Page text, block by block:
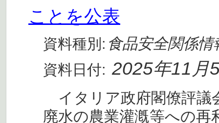
ことを公表
資料種別: 食品安全関係情
資料日付: 2025年11月
イタリア政府閣僚評議
廃水の農業灌漑等への